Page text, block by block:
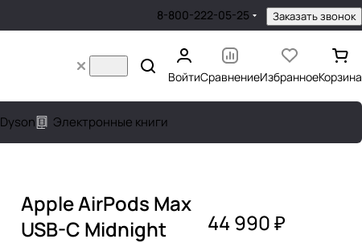
8-800-222-05-25 Заказать звонок
ВойтиСравнениеИзбранноеКорзина
Dyson Электронные книги
Apple AirPods Max
USB-C Midnight
44 990 ₽